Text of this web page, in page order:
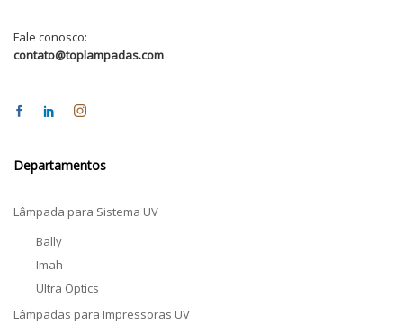
Fale conosco:
contato@toplampadas.com
Departamentos
Lâmpada para Sistema UV
Bally
Imah
Ultra Optics
Lâmpadas para Impressoras UV